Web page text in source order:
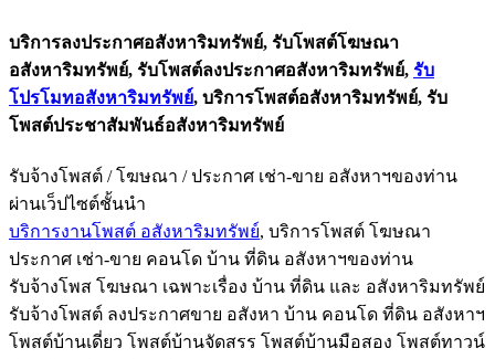
บริการลงประกาศอสังหาริมทรัพย์, รับโพสต์โฆษณา
อสังหาริมทรัพย์, รับโพสต์ลงประกาศอสังหาริมทรัพย์, รับ
โปรโมทอสังหาริมทรัพย์, บริการโพสต์อสังหาริมทรัพย์, รับ
โพสต์ประชาสัมพันธ์อสังหาริมทรัพย์
รับจ้างโพสต์ / โฆษณา / ประกาศ เช่า-ขาย อสังหาฯของท่าน
ผ่านเว็ปไซต์ชั้นนำ
บริการงานโพสต์ อสังหาริมทรัพย์, บริการโพสต์ โฆษณา
ประกาศ เช่า-ขาย คอนโด บ้าน ที่ดิน อสังหาฯของท่าน
รับจ้างโพส โฆษณา เฉพาะเรื่อง บ้าน ที่ดิน และ อสังหาริมทรัพย์
รับจ้างโพสต์ ลงประกาศขาย อสังหา บ้าน คอนโด ที่ดิน อสังหาฯ
โพสต์บ้านเดี่ยว โพสต์บ้านจัดสรร โพสต์บ้านมือสอง โพสต์ทาวน์